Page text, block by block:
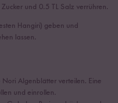
Zucker und 0.5 TL Salz verrühren.
Hangiri) geben und
lassen.
Algenblätter verteilen. Eine
und einrollen.